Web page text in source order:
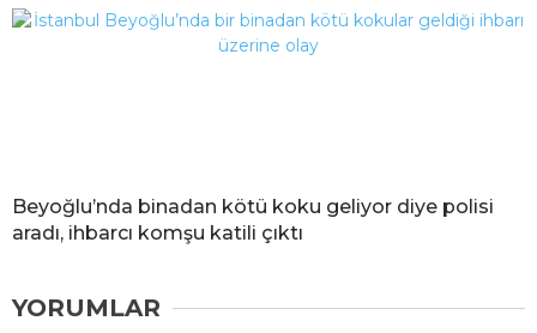
Beyoğlu’nda binadan kötü koku geliyor diye polisi
aradı, ihbarcı komşu katili çıktı
YORUMLAR